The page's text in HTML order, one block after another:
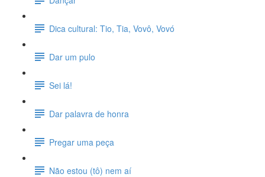
Dica cultural: Tio, Tia, Vovô, Vovó
Dar um pulo
Sei lá!
Dar palavra de honra
Pregar uma peça
Não estou (tô) nem aí